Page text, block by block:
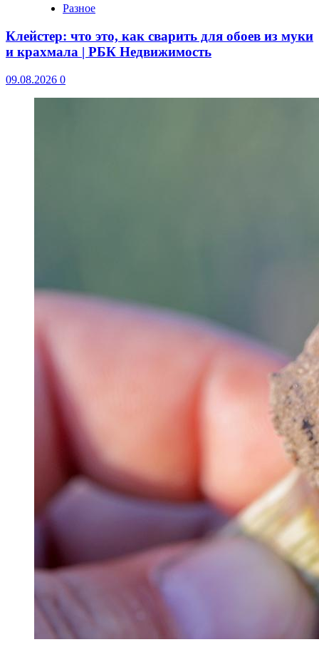
Разное
Клейстер: что это, как сварить для обоев из муки
и крахмала | РБК Недвижимость
09.08.2026 0